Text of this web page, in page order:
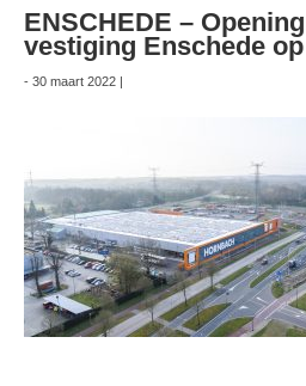
ENSCHEDE –
vestiging Enschede
- 30 maart 2022 |